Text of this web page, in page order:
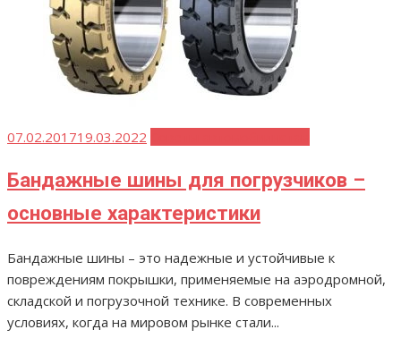
Опубликовано
07.02.201719.03.2022
Бандажные шины для погрузчиков –
основные характеристики
Бандажные шины – это надежные и устойчивые к
повреждениям покрышки, применяемые на аэродромной,
складской и погрузочной технике. В современных
условиях, когда на мировом рынке стали...